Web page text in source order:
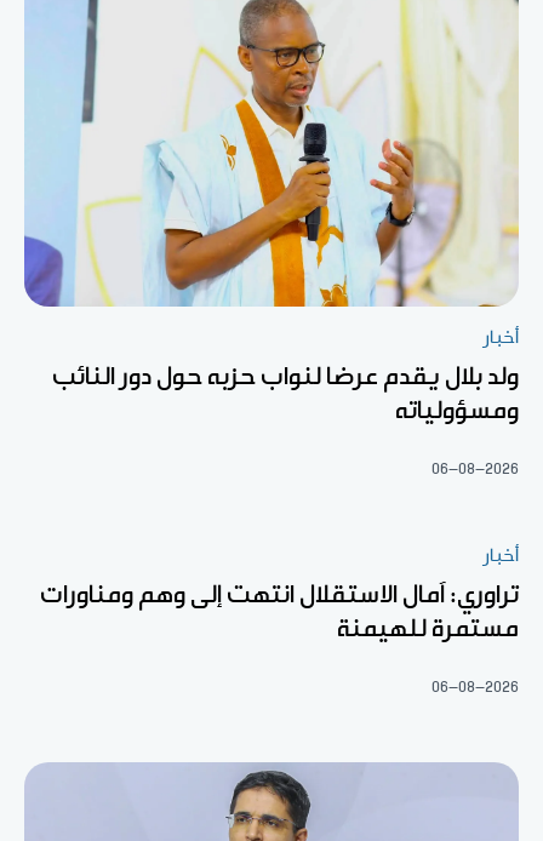
أخبار
ولد بلال يقدم عرضا لنواب حزبه حول دور النائب
ومسؤولياته
06-08-2026
أخبار
تراوري: آمال الاستقلال انتهت إلى وهم ومناورات
مستمرة للهيمنة
06-08-2026